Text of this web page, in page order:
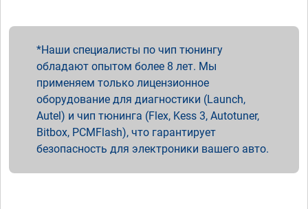
Наши специалисты по чип тюнингу
обладают опытом более 8 лет. Мы
применяем только лицензионное
оборудование для диагностики (Launch,
Autel) и чип тюнинга (Flex, Kess 3, Autotuner,
Bitbox, PCMFlash), что гарантирует
безопасность для электроники вашего авто.